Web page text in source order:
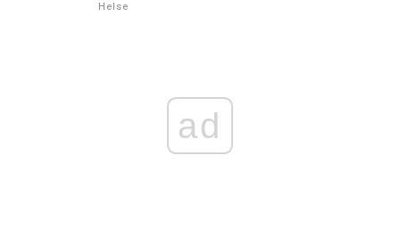
Helse
ad